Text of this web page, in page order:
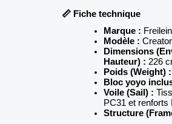
📏 Fiche technique
Marque :
Modèle :
Dimensions
Hauteur) : 226
Poids (Weight) :
Bloc yoyo
Voile (Sail) :
PC31 et renforts
Structure